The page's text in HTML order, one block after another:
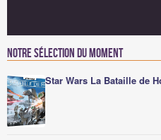
Notre sélection du moment
Star Wars La Bataille de